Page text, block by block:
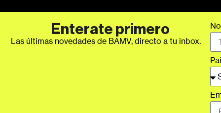
Enterate primero
Las últimas novedades de BAMV, directo a tu inbox.